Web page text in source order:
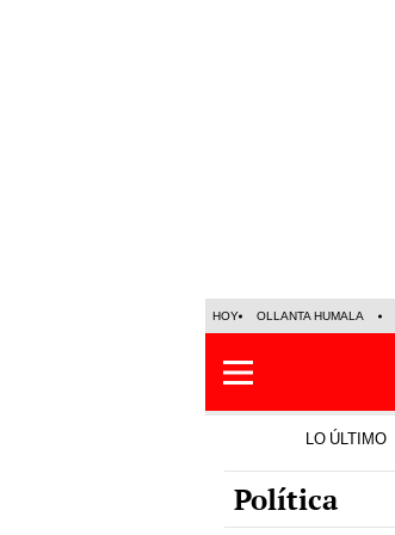
HOY OLLANTA HUMALA
LO ÚLTIMO
Política